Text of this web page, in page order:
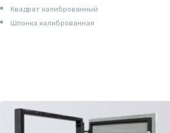
Квадрат калиброванный
Шпонка калиброванная